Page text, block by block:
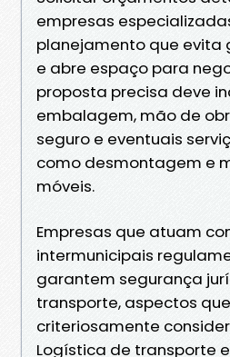
empresas
planejamento que evita
e abre espaço para
proposta precisa deve
embalagem, mão de
seguro e eventuais
como desmontagem e
móveis.
Empresas que atuam
intermunicipais
garantem segurança
transporte, aspectos
criteriosamente
Logística de transporte